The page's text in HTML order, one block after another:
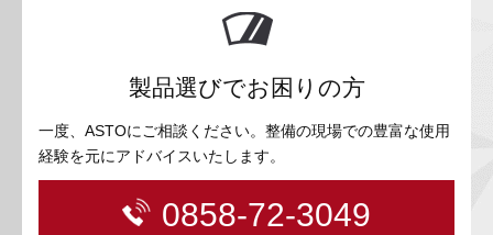
製品選びでお困りの方
一度、ASTOにご相談ください。整備の現場での豊富な使用
経験を元にアドバイスいたします。
0858-72-3049